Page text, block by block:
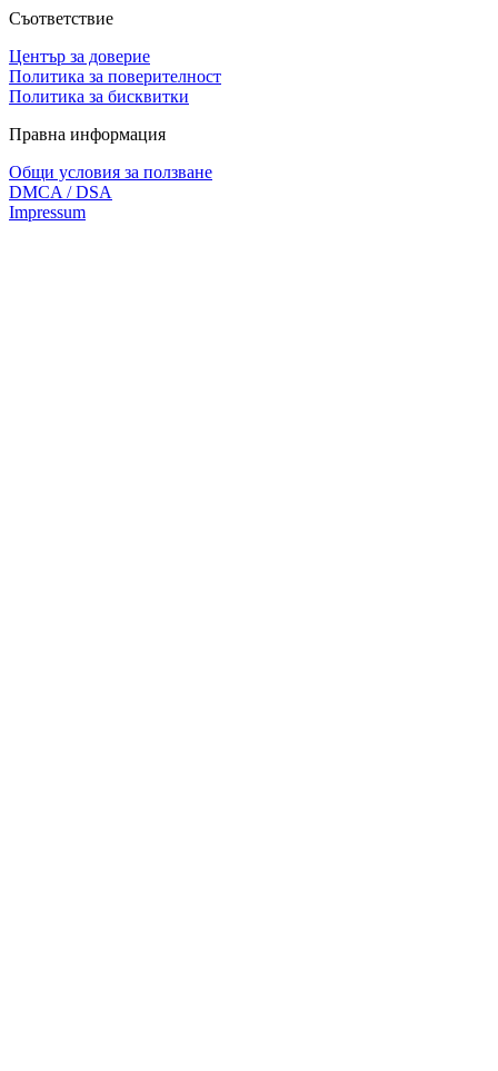
Съответствие
Център за доверие
Политика за поверителност
Политика за бисквитки
Правна информация
Общи условия за ползване
DMCA / DSA
Impressum